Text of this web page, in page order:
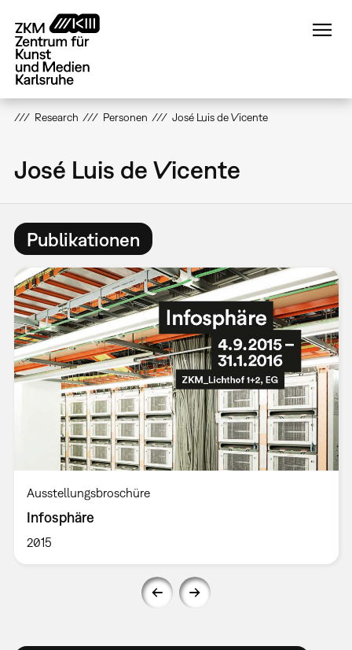
zum
Inhalt
Research Personen José Luis de Vicente
José Luis de Vicente
Publikationen
Ausstellungsbroschüre
Infosphäre
2015